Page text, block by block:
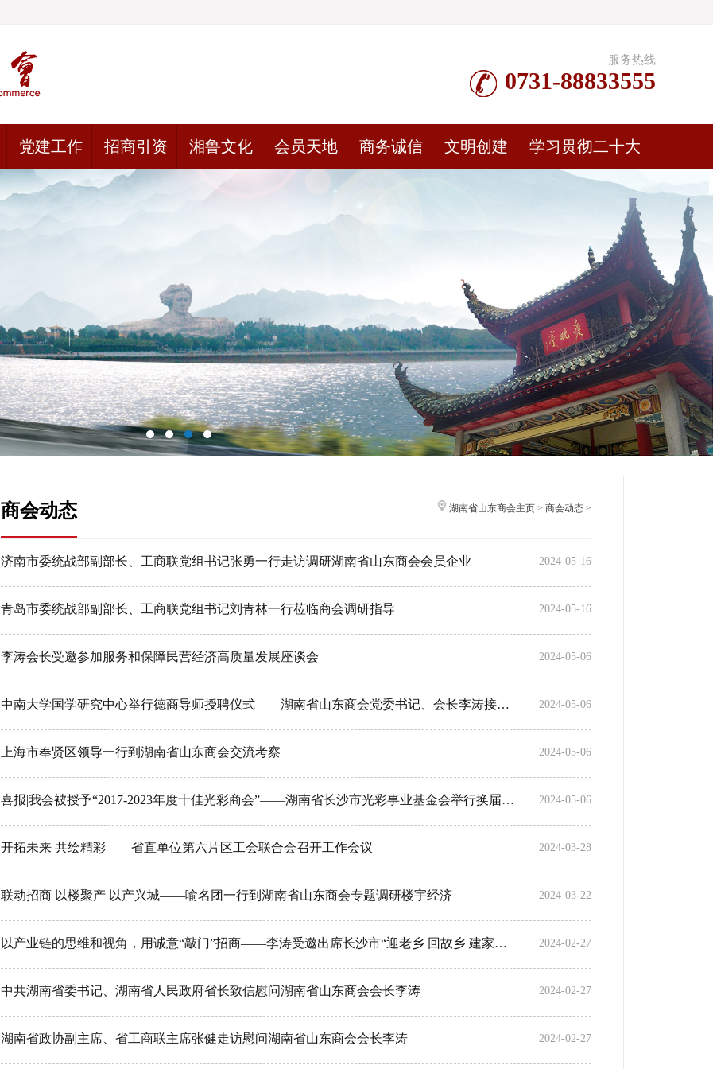
服务热线
0731-88833555
党建工作 招商引资 湘鲁文化 会员天地 商务诚信 文明创建 学习贯彻二十大
商会动态 湖南省山东商会主页 > 商会动态 >
济南市委统战部副部长、工商联党组书记张勇一行走访调研湖南省山东商会会员企业 2024-05-16
青岛市委统战部副部长、工商联党组书记刘青林一行莅临商会调研指导 2024-05-16
李涛会长受邀参加服务和保障民营经济高质量发展座谈会 2024-05-06
中南大学国学研究中心举行德商导师授聘仪式——湖南省山东商会党委书记、会长李涛接受聘任 2024-05-06
上海市奉贤区领导一行到湖南省山东商会交流考察 2024-05-06
喜报|我会被授予“2017-2023年度十佳光彩商会”——湖南省长沙市光彩事业基金会举行换届大会暨总结表彰 2024-05-06
开拓未来 共绘精彩——省直单位第六片区工会联合会召开工作会议 2024-03-28
联动招商 以楼聚产 以产兴城——喻名团一行到湖南省山东商会专题调研楼宇经济 2024-03-22
以产业链的思维和视角，用诚意“敲门”招商——李涛受邀出席长沙市“迎老乡 回故乡 建家乡”暨“春暖湘商”新春座谈会 2024-02-27
中共湖南省委书记、湖南省人民政府省长致信慰问湖南省山东商会会长李涛 2024-02-27
湖南省政协副主席、省工商联主席张健走访慰问湖南省山东商会会长李涛 2024-02-27